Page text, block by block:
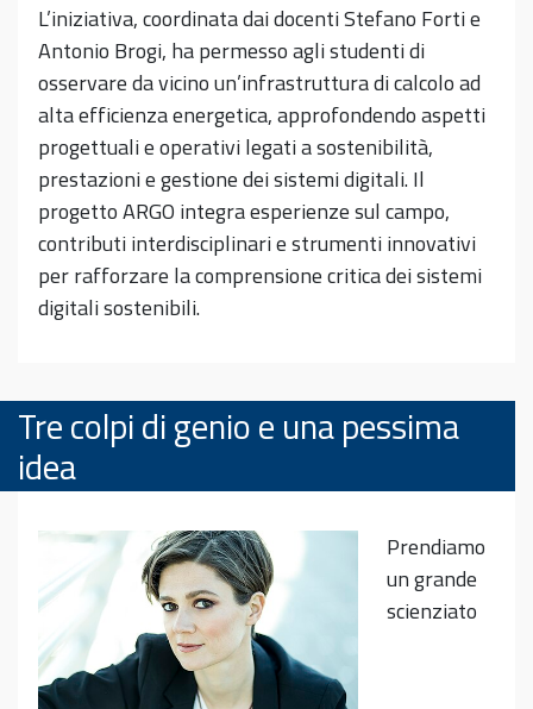
L’iniziativa, coordinata dai docenti Stefano Forti e
Antonio Brogi, ha permesso agli studenti di
osservare da vicino un’infrastruttura di calcolo ad
alta efficienza energetica, approfondendo aspetti
progettuali e operativi legati a sostenibilità,
prestazioni e gestione dei sistemi digitali. Il
progetto ARGO integra esperienze sul campo,
contributi interdisciplinari e strumenti innovativi
per rafforzare la comprensione critica dei sistemi
digitali sostenibili.
Tre colpi di genio e una pessima
idea
Prendiamo
un grande
scienziato